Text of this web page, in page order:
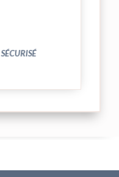
bancaire sont
au système
PayPlug.